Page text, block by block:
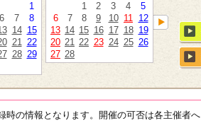
1
6 7
8
14 15
21 22
28 29
1
2 3 4
5
6
7 8 9 10 11 12
13 14 15 16 17 18 19
20 21 22 23 24 25 26
27 28
時の情報となります。開催の可否は各主催者へ